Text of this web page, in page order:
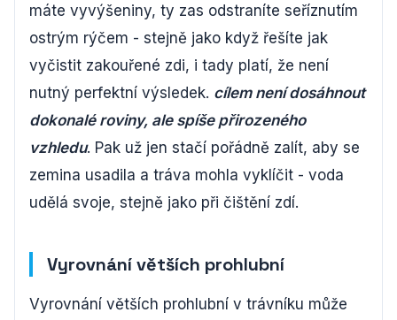
máte vyvýšeniny, ty zas odstraníte seříznutím
ostrým rýčem - stejně jako když řešíte jak
vyčistit zakouřené zdi, i tady platí, že není
nutný perfektní výsledek. cílem není dosáhnout
dokonalé roviny, ale spíše přirozeného
vzhledu. Pak už jen stačí pořádně zalít, aby se
zemina usadila a tráva mohla vyklíčit - voda
udělá svoje, stejně jako při čištění zdí.
Vyrovnání větších prohlubní
Vyrovnání větších prohlubní v trávníku může